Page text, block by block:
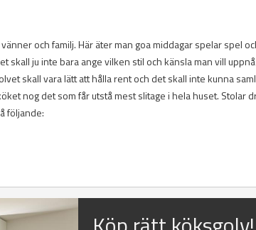
och familj. Här äter man goa middagar spelar spel
skall ju inte bara ange vilken stil och känsla man vill
skall vara lätt att hålla rent och det skall inte kunna
nog det som får utstå mest slitage i hela huset. Stolar
följande: